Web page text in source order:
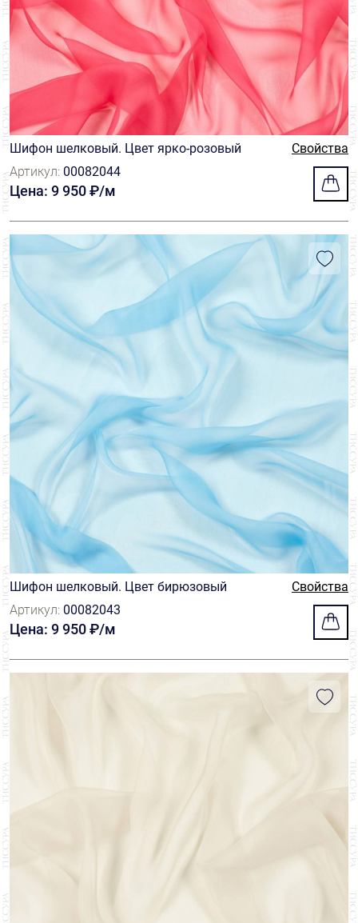
Шифон шелковый. Цвет ярко-розовый
Свойства
Артикул: 00082044
Цена: 9 950 ₽/м
Шифон шелковый. Цвет бирюзовый
Свойства
Артикул: 00082043
Цена: 9 950 ₽/м